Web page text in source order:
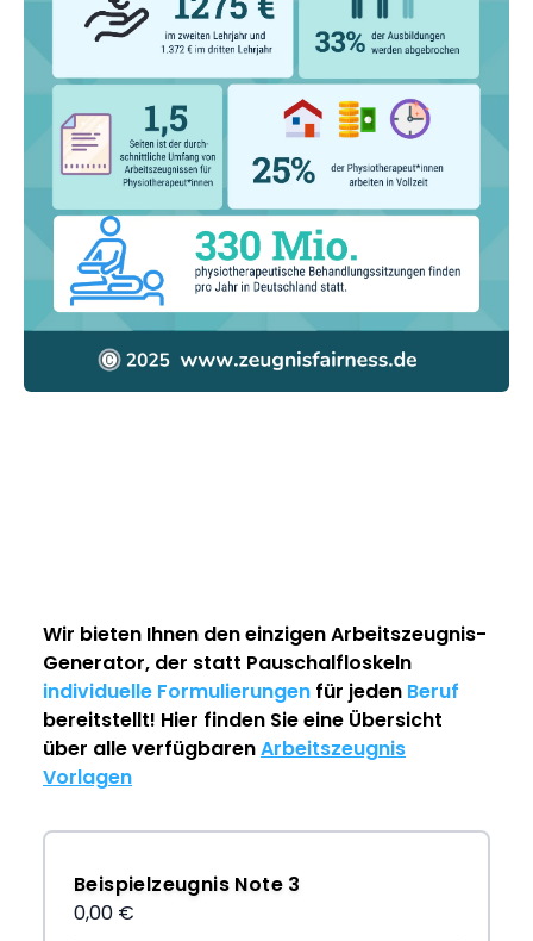
Wir bieten Ihnen den einzigenArbeitszeugnis-
Generator, der statt Pauschalfloskeln
individuelle Formulierungen für jeden Beruf
bereitstellt! Hier finden Sie eine Übersicht
über alle verfügbarenArbeitszeugnis
Vorlagen
Beispielzeugnis Note 3
0,00 €